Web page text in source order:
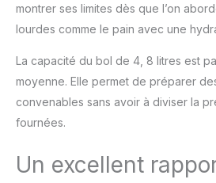
permet
pâtes
pain, à
pâtes
500 g de
800W et
pâtisserie
montrer ses limites dès que l’on
lourdes comme le pain avec une
La capacité du bol de 4, 8 litres est
moyenne. Elle permet de préparer
convenables sans avoir à diviser la
fournées.
Un excellent